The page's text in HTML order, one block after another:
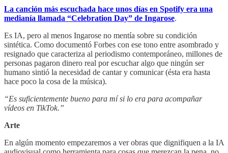
La canción más escuchada hace unos días en Spotify era una
medianía llamada “Celebration Day” de Ingarose.
Es IA, pero al menos Ingarose no mentía sobre su condición
sintética. Como documentó Forbes con ese tono entre asombrado y
resignado que caracteriza al periodismo contemporáneo, millones de
personas pagaron dinero real por escuchar algo que ningún ser
humano sintió la necesidad de cantar y comunicar (ésta era hasta
hace poco la cosa de la música).
“Es suficientemente bueno para mí si lo era para acompañar
vídeos en TikTok.”
Arte
En algún momento empezaremos a ver obras que dignifiquen a la IA